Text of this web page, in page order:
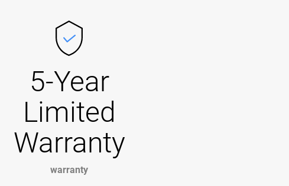
5-Year
Limited
Warranty
warranty